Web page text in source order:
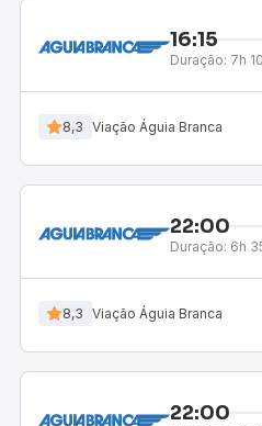
16:15
Duração: 7h
8,3 Viação Águia Branca
22:00
Duração: 6h
8,3 Viação Águia Branca
22:00